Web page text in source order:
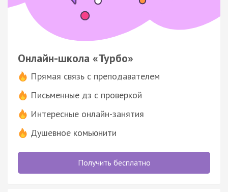
Онлайн-школа «Турбо»
Прямая связь с преподавателем
Письменные дз с проверкой
Интересные онлайн-занятия
Душевное комьюнити
Получить бесплатно